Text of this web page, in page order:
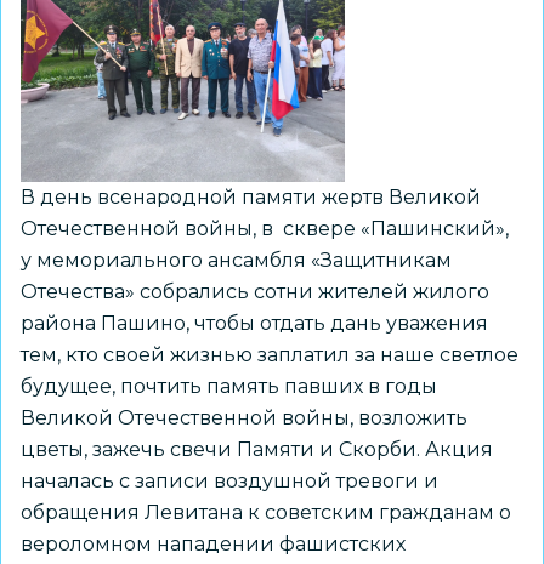
минуте
молчания
В день всенародной памяти жертв Великой
Отечественной войны, в сквере «Пашинский»,
у мемориального ансамбля «Защитникам
Отечества» собрались сотни жителей жилого
района Пашино, чтобы отдать дань уважения
тем, кто своей жизнью заплатил за наше светлое
будущее, почтить память павших в годы
Великой Отечественной войны, возложить
цветы, зажечь свечи Памяти и Скорби. Акция
началась с записи воздушной тревоги и
обращения Левитана к советским гражданам о
вероломном нападении фашистских